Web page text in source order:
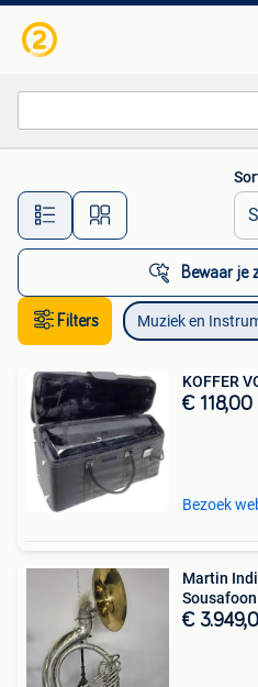
Alle
Bewaar je
Filters Muziek en
KOFFER
€ 118,00
Bezoek
Martin
Sousafoon
€